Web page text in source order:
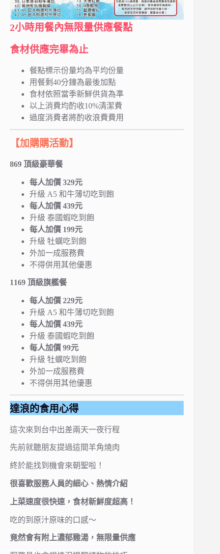
2小時用餐內無限量供應餐點
食材供應完畢為止
餐點標示份量均為平均份量
用餐剩40分鐘為最後加點
食材依照當季新鮮供貨為準
以上消費均酌收10%清潔費
過度消費者將酌收浪費費用
【加購購活動】
869 頂級豪華餐
每人加價 329元
升級 A5 和牛薄切吃到飽
每人加價 439元
升級 泰國蝦吃到飽
每人加價 199元
升級 牡蠣吃到飽
外加一成服務費
不得併用其他優惠
1169 頂級旗艦餐
每人加價 229元
升級 A5 和牛薄切吃到飽
每人加價 439元
升級 泰國蝦吃到飽
每人加價 99元
升級 牡蠣吃到飽
外加一成服務費
不得併用其他優惠
達浪的食用心得
這次來到台中出差兩天一夜行程
先前就聽朋友提過這間羊角燒肉
終於能找到機會來朝聖啦！
很喜歡服務人員的細心、熱情介紹
上菜速度很快速，食材新鮮度超高！
吃的到原汁原味的口感～
竟然會有附上濃郁雞湯，無限量供應